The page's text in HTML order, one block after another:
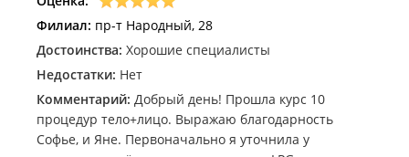
Филиал: пр-т Народный, 28
Достоинства: Хорошие специалисты
Недостатки: Нет
Комментарий: Добрый день! Прошла курс 10
процедур тело+лицо. Выражаю благодарность
Софье, и Яне. Первоначально я уточнила у